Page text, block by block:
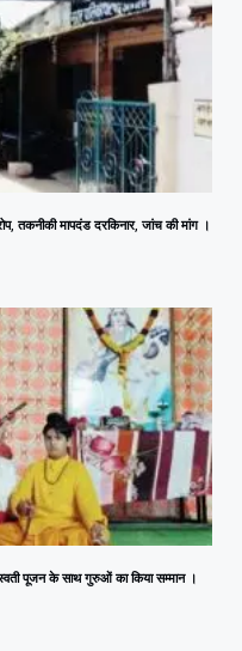
तकनीकी मापदंड दरकिनार, जांच की मांग ।
पूजन के साथ गुरुओं का किया सम्मान ।